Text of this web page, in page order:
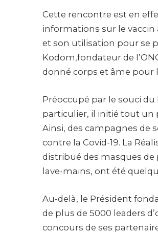
Cette rencontre est en
informations sur le vaccin
et son utilisation pour se
Kodom,fondateur de
donné corps et âme pour
Préoccupé par le souci
particulier, il initié tout un
Ainsi, des campagnes de
contre la Covid-19. La
distribué des masques
lave-mains, ont été
Au-delà, le Président
de plus de 5000 leaders
concours de ses